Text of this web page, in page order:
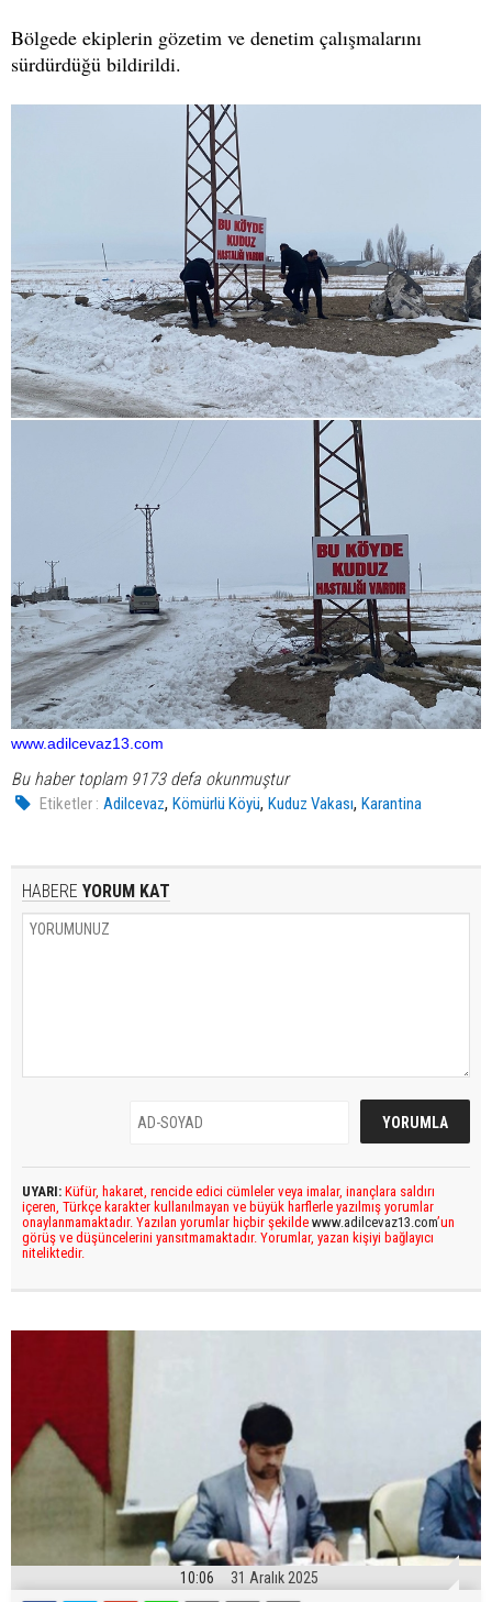
Bölgede ekiplerin gözetim ve denetim çalışmalarını
sürdürdüğü bildirildi.
www.adilcevaz13.com
Bu haber toplam 9173 defa okunmuştur
Etiketler : Adilcevaz,Kömürlü Köyü,Kuduz Vakası,Karantina
HABERE YORUM KAT
UYARI: Küfür, hakaret, rencide edici cümleler veya imalar, inançlara saldırı
içeren, Türkçe karakter kullanılmayan ve büyük harflerle yazılmış yorumlar
onaylanmamaktadır. Yazılan yorumlar hiçbir şekilde www.adilcevaz13.com’un
görüş ve düşüncelerini yansıtmamaktadır. Yorumlar, yazan kişiyi bağlayıcı
niteliktedir.
10:06 31 Aralık 2025